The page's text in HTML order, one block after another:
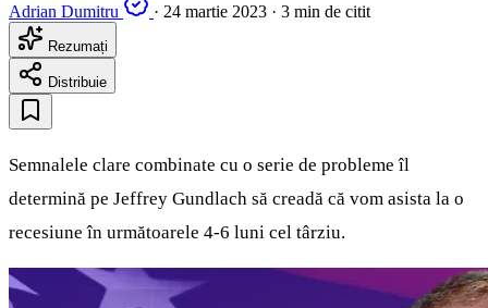
Adrian Dumitru
· 24 martie 2023 · 3 min de citit
Rezumați
Distribuie
Semnalele clare combinate cu o serie de probleme îl
determină pe Jeffrey Gundlach să creadă că vom asista la o
recesiune în următoarele 4-6 luni cel târziu.